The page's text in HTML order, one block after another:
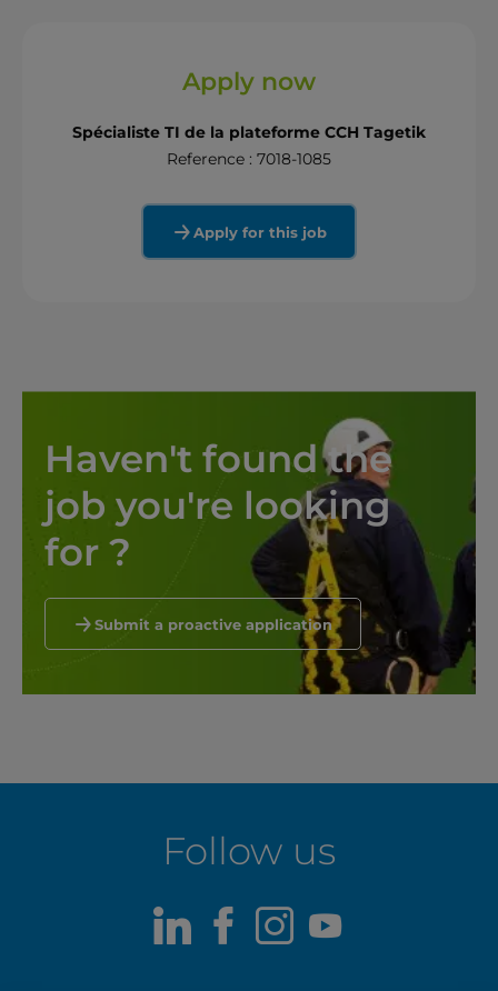
Apply now
Spécialiste TI de la plateforme CCH Tagetik
Reference : 7018-1085
Apply for this job
Haven't found the
job you're looking
for ?
Submit a proactive application
Follow us
LinkedIn
Facebook
Instagram